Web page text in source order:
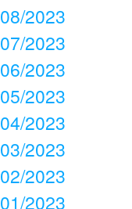
08/2023
07/2023
06/2023
05/2023
04/2023
03/2023
02/2023
01/2023